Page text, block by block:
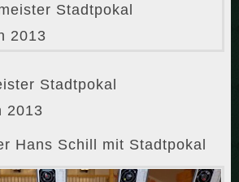
Stadtpokal
2013
Hans Schill mit Stadtpokal